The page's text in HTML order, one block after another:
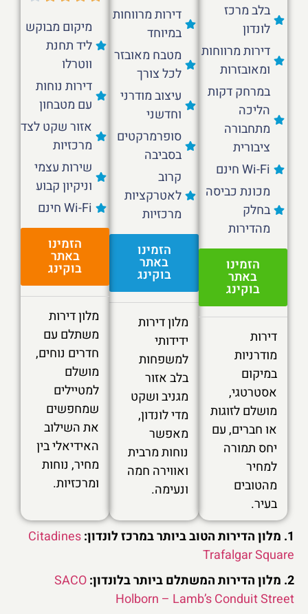
דירות מרווחות
במיוחד
מטבח מאובזר
לכל צורך
עיצוב מודרני
וחדשני
סופרמרקטים
בסביבה
קרוב
לאטרקציות
מרכזיות
הזמינו
באתר
בוקינג
מלון דירות
ידידותי
למשפחות
בלב אזור
מגניב ושקט
מדי לונדון,
מאפשר
נוחות מרבית
ואווירה חמה
ונעימה.
בלב מרכז
לונדון
דירות מרווחות
ומאובזרות
במרחק דקות
הליכה
מתחבורה
ציבורית
Wi-Fi חינם
מכונת כביסה
בחלק
מהדירות
הזמינו
באתר
בוקינג
דירות
מודרניות
במיקום
אסטרטגי,
מושלם לזוגות
או חברים, עם
יחס תמורה
למחיר
מהטובים
בעיר.
מיקום מבוקש
ליד תחנת
ווטרלו
דירות נוחות
עם מטבחון
אזור שקט לצד
מרכזיות
שירות עצמי
וניקיון קבוע
Wi-Fi חינם
הזמינו
באתר
בוקינג
מלון דירות
משתלם עם
חדרים נוחים,
מושלם
למטיילים
שמחפשים
את השילוב
האידיאלי בין
מחיר, נוחות
ומרכזיות.
1. מלון הדירות הטוב ביותר במרכז לונדון:
Citadines
Trafalgar Square
2. מלון הדירות המשתלם ביותר בלונדון:
SACO
Holborn – Lamb’s Conduit Street